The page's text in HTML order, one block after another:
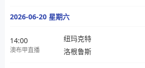
2026-06-20 星期六
14:00
澳布甲直播
纽玛克特
洛根鲁斯